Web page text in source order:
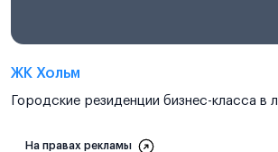
ЖК Хольм
Городские резиденции бизнес-класса в
На правах рекламы